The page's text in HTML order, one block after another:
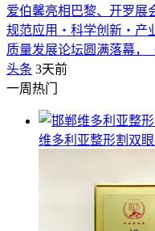
爱伯馨亮相巴黎、开罗展
规范应用・科学创新・产
质量发展论坛圆满落幕，
头条 3天前
一周热门
维多利亚整形割双